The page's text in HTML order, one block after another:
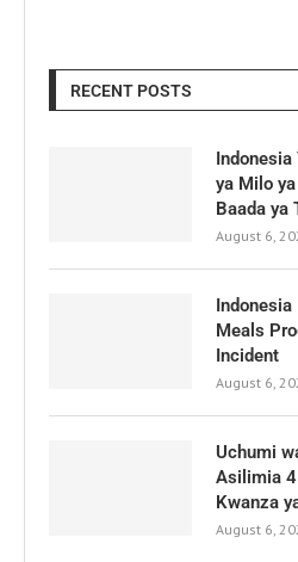
RECENT POSTS
Indonesia
ya Milo
Baada ya
August 6,
Meals
Incident
August 6,
Uchumi
Asilimia
Kwanza
August 6,